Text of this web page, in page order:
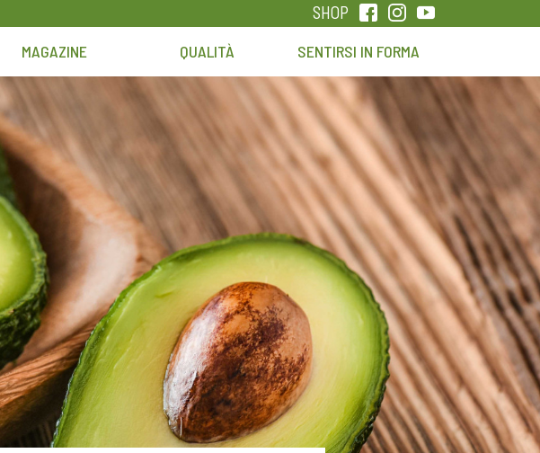
SHOP
MAGAZINE QUALITÀ SENTIRSI IN FORMA